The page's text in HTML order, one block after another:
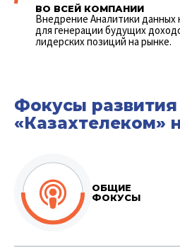
ВО ВСЕЙ КОМПАНИИ
Внедрение Аналитики данных
для генерации будущих
лидерских позиций на рынке.
Фокусы развития
«Казахтелеком»
ОБЩИЕ
ФОКУСЫ